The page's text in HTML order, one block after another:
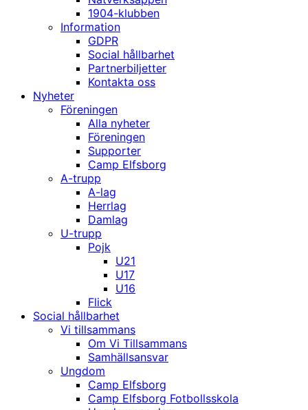
1904-klubben
Information
GDPR
Social hållbarhet
Partnerbiljetter
Kontakta oss
Nyheter
Föreningen
Alla nyheter
Föreningen
Supporter
Camp Elfsborg
A-trupp
A-lag
Herrlag
Damlag
U-trupp
Pojk
U21
U17
U16
Flick
Social hållbarhet
Vi tillsammans
Om Vi Tillsammans
Samhällsansvar
Ungdom
Camp Elfsborg
Camp Elfsborg Fotbollsskola